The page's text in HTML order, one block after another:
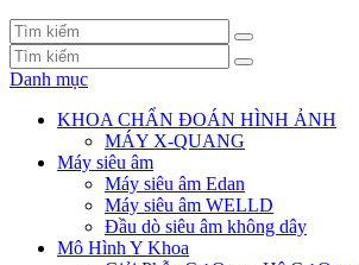
Danh mục
KHOA CHẨN ĐOÁN HÌNH ẢNH
MÁY X-QUANG
Máy siêu âm
Máy siêu âm Edan
Máy siêu âm WELLD
Đầu dò siêu âm không dây
Mô Hình Y Khoa